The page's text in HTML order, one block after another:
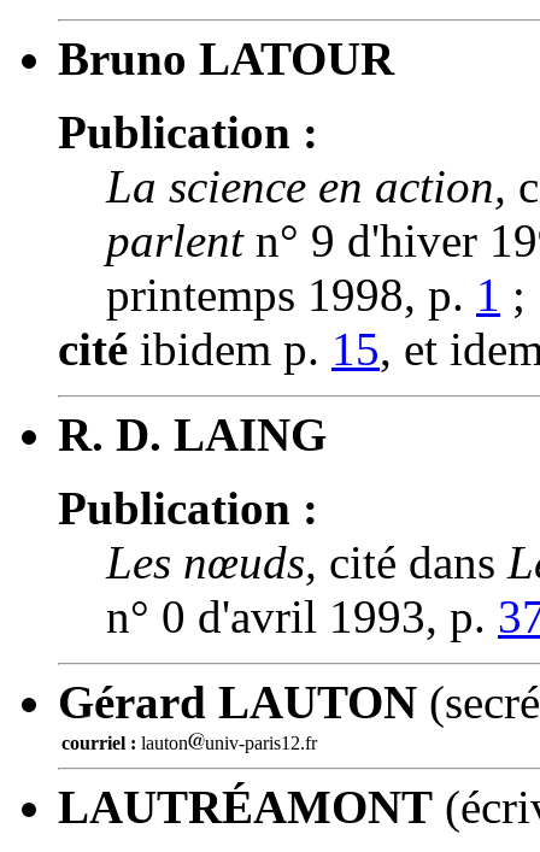
Bruno LATOUR
Publication :
La science en action,
parlentn° 9 d'hiver
printemps 1998, p. 1 ;
cité ibidem p. 15, et
R. D. LAING
Publication :
Les nœuds, cité dans
n° 0 d'avril 1993, p.
Gérard LAUTON
courriel : lauton univ-paris12.fr
LAUTRÉAMONT